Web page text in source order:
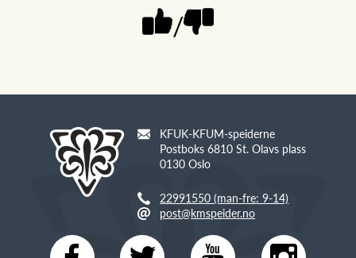
/
KFUK-KFUM-speiderne
Postboks 6810 St. Olavs plass
0130 Oslo
22991550 (man-fre: 9-14)
post@kmspeider.no